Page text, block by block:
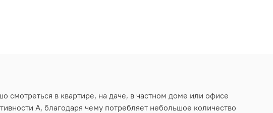
смотреться в квартире, на даче, в частном доме или офисе
А, благодаря чему потребляет небольшое количество